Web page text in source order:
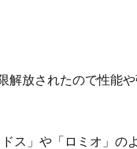
解放されたので性能
ス」や「ロミオ」の